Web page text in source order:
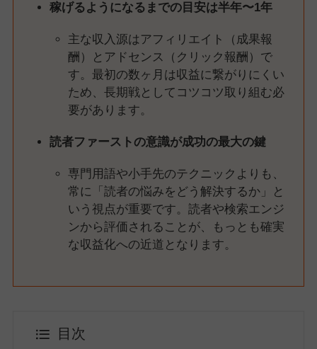
稼げるようになるまでの目安は半年〜1年
主な収入源はアフィリエイト（成果報
酬）とアドセンス（クリック報酬）で
す。最初の数ヶ月は収益に繋がりにくい
ため、長期戦としてコツコツ取り組む必
要があります。
読者ファーストの意識が成功の最大の鍵
専門用語や小手先のテクニックよりも、
常に「読者の悩みをどう解決するか」と
いう視点が重要です。読者や検索エンジ
ンから評価されることが、もっとも確実
な収益化への近道となります。
目次